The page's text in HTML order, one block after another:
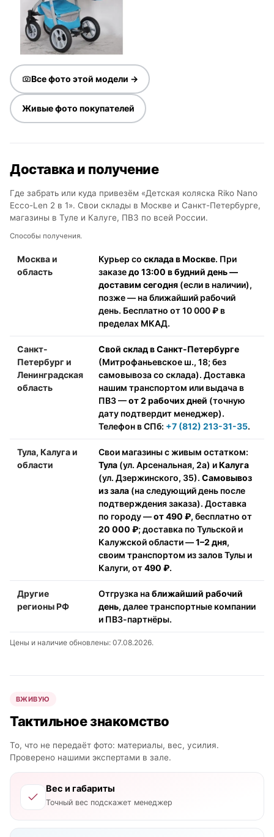
Все фото этой модели →
Живые фото покупателей
Доставка и получение
Где забрать или куда привезём «Детская коляска Riko Nano
Ecco-Len 2 в 1». Свои склады в Москве и Санкт-Петербурге,
магазины в Туле и Калуге, ПВЗ по всей России.
Способы получения.
Москва и
область
Курьер со склада в Москве. При
заказедо 13:00 в будний день —
доставим сегодня (если в наличии),
позже — на ближайший рабочий
день. Бесплатно от 10 000 ₽ в
пределах МКАД.
Санкт-
Петербург и
Ленинградская
область
Свой склад в Санкт-Петербурге
(Митрофаньевское ш., 18; без
самовывоза со склада). Доставка
нашим транспортом или выдача в
ПВЗ —от 2 рабочих дней (точную
дату подтвердит менеджер).
Телефон в СПб: +7 (812) 213-31-35.
Тула, Калуга и
области
Свои магазины с живым остатком:
Тула (ул. Арсенальная, 2а) иКалуга
(ул. Дзержинского, 35). Самовывоз
из зала (на следующий день после
подтверждения заказа). Доставка
по городу —от 490 ₽, бесплатно от
20 000 ₽; доставка по Тульской и
Калужской области —1–2 дня,
своим транспортом из залов Тулы и
Калуги, от490 ₽.
Другие
регионы РФ
Отгрузка наближайший рабочий
день, далее транспортные компании
и ПВЗ-партнёры.
Цены и наличие обновлены: 07.08.2026.
ВЖИВУЮ
Тактильное знакомство
То, что не передаёт фото: материалы, вес, усилия.
Проверено нашими экспертами в зале.
Вес и габариты
Точный вес подскажет менеджер